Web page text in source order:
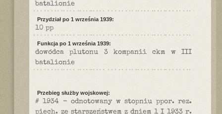
batalionie
Przydział po 1 września 1939:
10 pp
Funkcja po 1 września 1939:
dowódca plutonu 3 kompanii ckm w III
batalionie
Przebieg służby wojskowej:
# 1934 - odnotowany w stopniu ppor. rez.
piech. ze starszeństwem z dniem 1 I 1933 r.